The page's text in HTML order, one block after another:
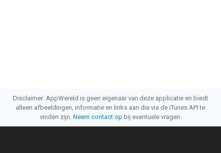
Disclaimer: AppWereld is geen eigenaar van deze applicatie en biedt
alleen afbeeldingen, informatie en links aan die via de iTunes API te
vinden zijn. Neem contact op bij eventuele vragen.